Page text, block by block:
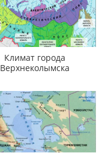
Климат города
Верхнеколымска